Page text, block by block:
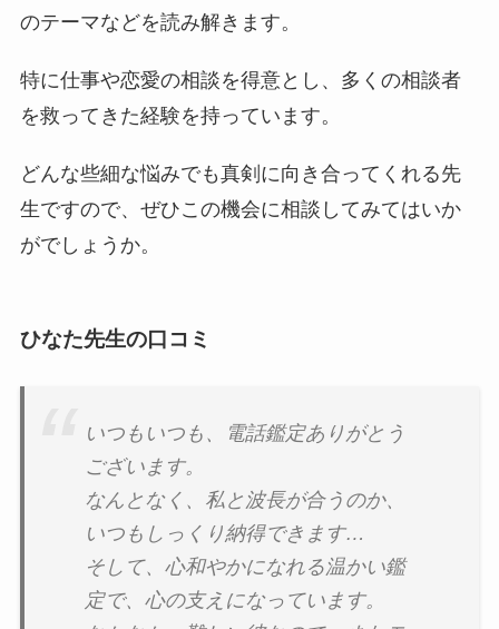
のテーマなどを読み解きます。
特に仕事や恋愛の相談を得意とし、多くの相談者
を救ってきた経験を持っています。
どんな些細な悩みでも真剣に向き合ってくれる先
生ですので、ぜひこの機会に相談してみてはいか
がでしょうか。
ひなた先生の口コミ
いつもいつも、電話鑑定ありがとう
ございます。
なんとなく、私と波長が合うのか、
いつもしっくり納得できます…
そして、心和やかになれる温かい鑑
定で、心の支えになっています。